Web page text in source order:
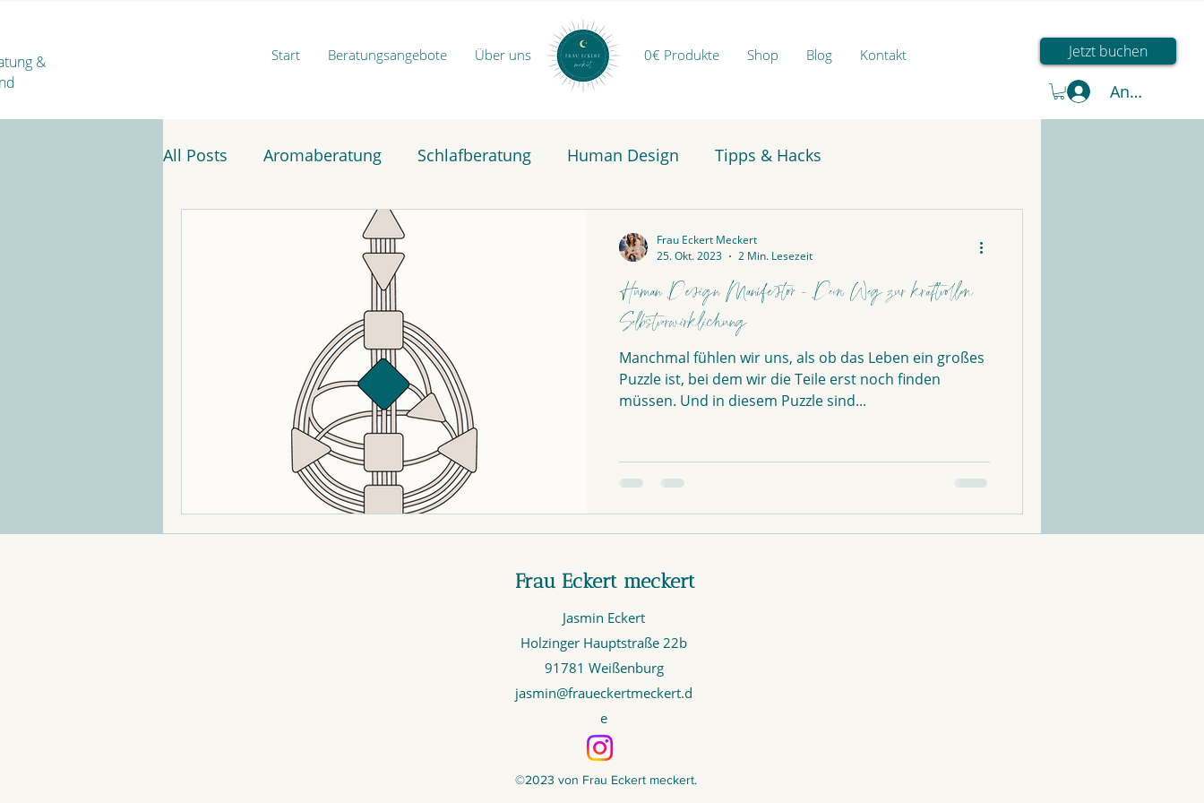
&
Start Beratungsangebote Über uns 0€ Produkte Shop Blog Kontakt Jetzt buchen
Anmelden
All Posts Aromaberatung Schlafberatung Human Design Tipps & Hacks
Human Design Manifestor - Dein Weg zur kraftvollen
Selbstverwirklichung
Manchmal fühlen wir uns, als ob das Leben ein großes
Puzzle ist, bei dem wir die Teile erst noch finden
müssen. Und in diesem Puzzle sind...
Frau Eckert Meckert
25. Okt. 2023
2 Min. Lesezeit
Frau Eckert meckert
Jasmin Eckert
Holzinger Hauptstraße 22b
91781 Weißenburg
jasmin@fraueckertmeckert.d
e
©2023 von Frau Eckert meckert.